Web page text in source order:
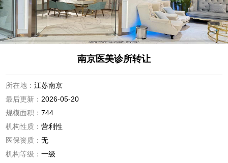
南京医美诊所转让
所在地：江苏南京
最后更新： 2026-05-20
规模面积：744
机构性质：营利性
医保资质：无
机构等级：一级